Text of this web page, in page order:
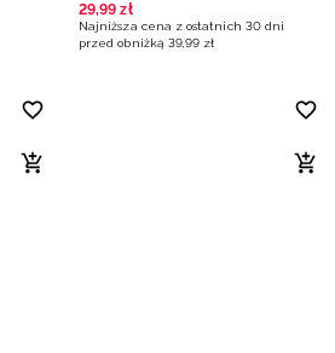
29,99 zł
Najniższa cena z ostatnich 30 dni
przed obniżką 39,99 zł